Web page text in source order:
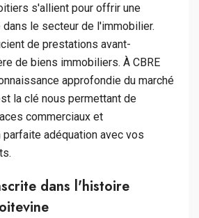
s'allient pour offrir une
le secteur de l'immobilier.
de prestations avant-
de biens immobiliers. À CBRE
approfondie du marché
la clé nous permettant de
commerciaux et
adéquation avec vos
dans l'histoire